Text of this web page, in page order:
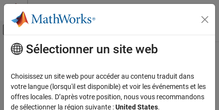
Passer au contenu
Activer/désactiver l'affichage du menu
Accueil de la documentation
Contenu principal
How useful was this information?
Sélectionner un site web
Choisissez un site web pour accéder au contenu traduit dans
votre langue (lorsqu'il est disponible) et voir les événements et les
offres locales. D’après votre position, nous vous recommandons
de sélectionner la région suivante :United States.